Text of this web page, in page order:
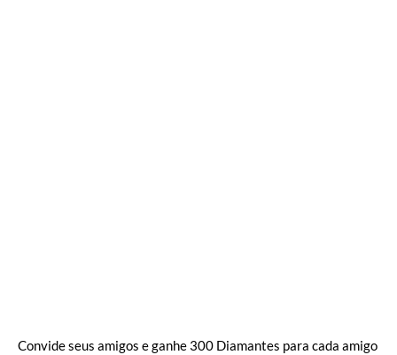
Convide seus amigos e ganhe 300 Diamantes para cada amigo